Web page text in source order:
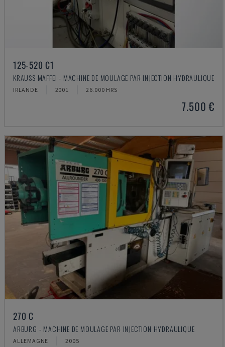
125-520 C1
KRAUSS MAFFEI - MACHINE DE MOULAGE PAR INJECTION HYDRAULIQUE
IRLANDE 2001 26.000 HRS
7.500 €
270 C
ARBURG - MACHINE DE MOULAGE PAR INJECTION HYDRAULIQUE
ALLEMAGNE 2005